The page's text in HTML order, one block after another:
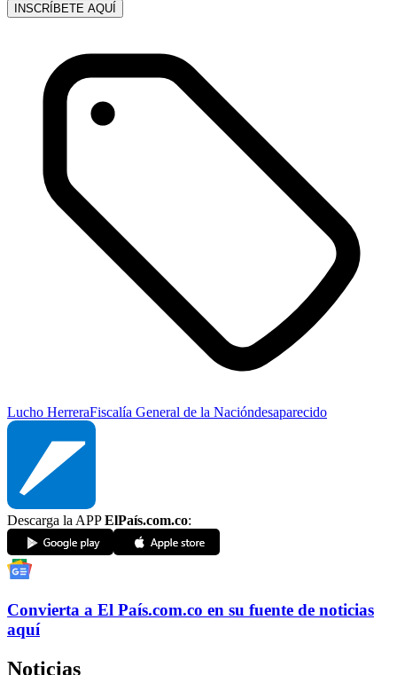
INSCRÍBETE AQUÍ
Lucho HerreraFiscalía General de la Nacióndesaparecido
Descarga la APPElPaís.com.co:
Convierta a El País.com.co en su fuente de noticias
aquí
Noticias